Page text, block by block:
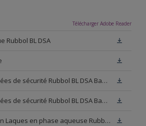
Télécharger Adobe Reader
Rubbol BL DSA
Fiche de données de sécurité Rubbol BL DSA Base N00
Fiche de données de sécurité Rubbol BL DSA Base W05
Documentation Laques en phase aqueuse Rubbol BL Velours